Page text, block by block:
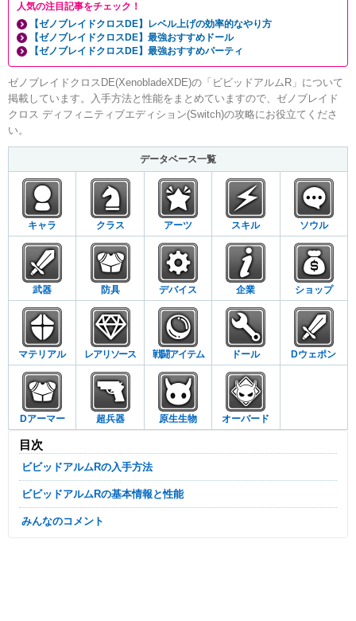
人気の注目記事をチェック！
【ゼノブレイドクロスDE】レベル上げの効率的なやり方
【ゼノブレイドクロスDE】最強おすすめドール
【ゼノブレイドクロスDE】最強おすすめパーティ
ゼノブレイドクロスDE(XenobladeXDE)の「ビビッドアルムR」について
掲載しています。入手方法と性能をまとめていますので、ゼノブレイド
クロス ディフィニティブエディション(Switch)の攻略にお役立てくださ
い。
データベース一覧
キャラ クラス アーツ スキル ソウル
武器 防具 デバイス 企業 ショップ
マテリアル レアリソース 戦闘アイテム ドール Dウェポン
Dアーマー 超兵器 原生生物 オーバード
目次
ビビッドアルムRの入手方法
ビビッドアルムRの基本情報と性能
みんなのコメント